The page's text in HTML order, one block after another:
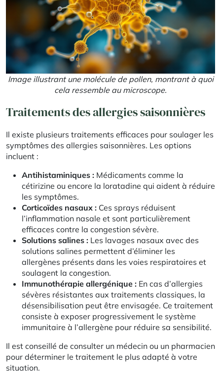
Image illustrant une molécule de pollen, montrant à quoi
cela ressemble au microscope.
Traitements des allergies saisonnières
Il existe plusieurs traitements efficaces pour soulager les
symptômes des allergies saisonnières. Les options
incluent :
Antihistaminiques : Médicaments comme la
cétirizine ou encore la loratadine qui aident à réduire
les symptômes.
Corticoïdes nasaux : Ces sprays réduisent
l’inflammation nasale et sont particulièrement
efficaces contre la congestion sévère.
Solutions salines : Les lavages nasaux avec des
solutions salines permettent d’éliminer les
allergènes présents dans les voies respiratoires et
soulagent la congestion.
Immunothérapie allergénique : En cas d’allergies
sévères résistantes aux traitements classiques, la
désensibilisation peut être envisagée. Ce traitement
consiste à exposer progressivement le système
immunitaire à l’allergène pour réduire sa sensibilité.
Il est conseillé de consulter un médecin ou un pharmacien
pour déterminer le traitement le plus adapté à votre
situation.